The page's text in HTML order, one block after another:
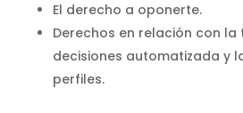
El derecho a oponerte.
Derechos en relación con la
decisiones automatizada y
perfiles.